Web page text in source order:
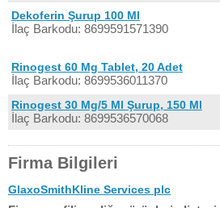
Dekoferin Şurup 100 Ml
İlaç Barkodu: 8699591571390
Rinogest 60 Mg Tablet, 20 Adet
İlaç Barkodu: 8699536011370
Rinogest 30 Mg/5 Ml Şurup, 150 Ml
İlaç Barkodu: 8699536570068
Firma Bilgileri
GlaxoSmithKline Services plc